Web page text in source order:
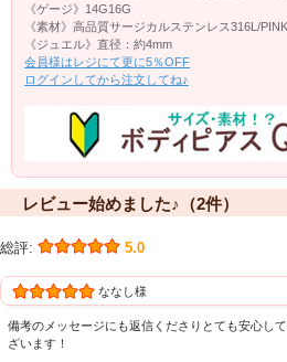
《ゲージ》14G16G
《素材》高品質サージカルステンレス316L/
《ジュエル》直径：約4mm
会員様はレジにて更に5％OFF
ログインしてから注文してね♪
レビュー始めました♪（2件）
総評: 5.0
ななし様
備考のメッセージにも返信くださりとても安心し
ざいます！